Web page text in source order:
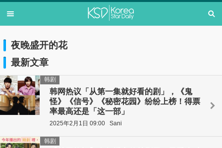
夜晚盛开的花
最新文章
韩网热议「从第一集就好看的剧」，《鬼
怪》《信号》《秘密花园》纷纷上榜！得票
率最高还是「这一部」
韩剧
2025年2月1日 09:00 Sani
韩剧